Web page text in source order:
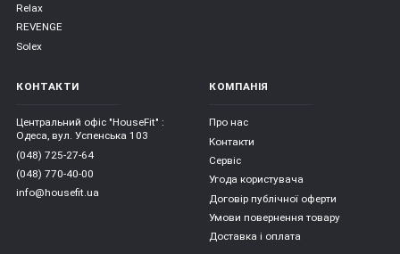
Relax
REVENGE
Solex
КОНТАКТИ
Центральний офіс "HouseFit" :
Одеса, вул. Успенська 103
(048) 725-27-64
(048) 770-40-00
info@housefit.ua
КОМПАНІЯ
Про нас
Контакти
Сервіс
Угода користувача
Договір публічної оферти
Умови повернення товару
Доставка і оплата